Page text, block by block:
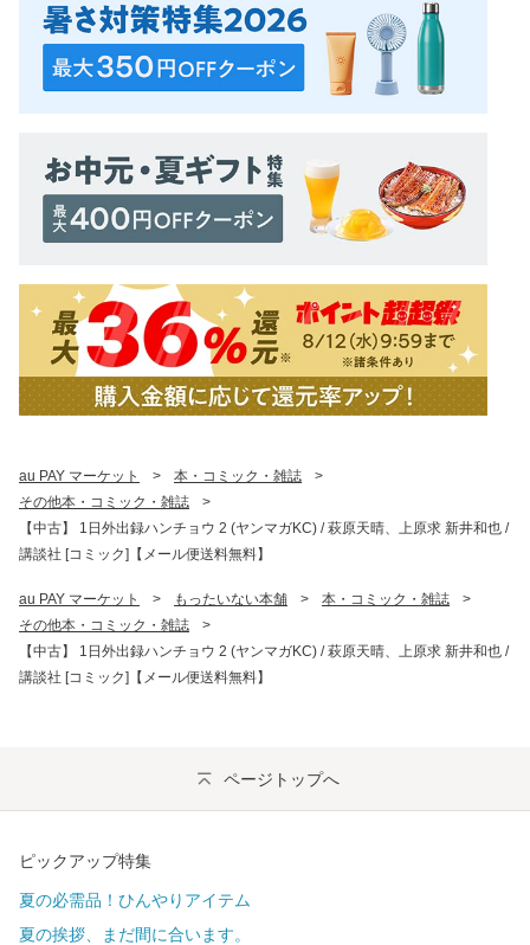
au PAY マーケット > 本・コミック・雑誌
>
その他本・コミック・雑誌
>
【中古】 1日外出録ハンチョウ 2 (ヤンマガKC) / 萩原天晴、上原求 新井和也 /
講談社 [コミック]【メール便送料無料】
au PAY マーケット > もったいない本舗 > 本・コミック・雑誌
>
その他本・コミック・雑誌
>
【中古】 1日外出録ハンチョウ 2 (ヤンマガKC) / 萩原天晴、上原求 新井和也 /
講談社 [コミック]【メール便送料無料】
ページトップへ
ピックアップ特集
夏の必需品！ひんやりアイテム
夏の挨拶、まだ間に合います。